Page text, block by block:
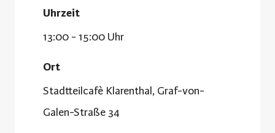
Uhrzeit
13:00 - 15:00 Uhr
Ort
Stadtteilcafè Klarenthal, Graf-von-
Galen-Straße 34